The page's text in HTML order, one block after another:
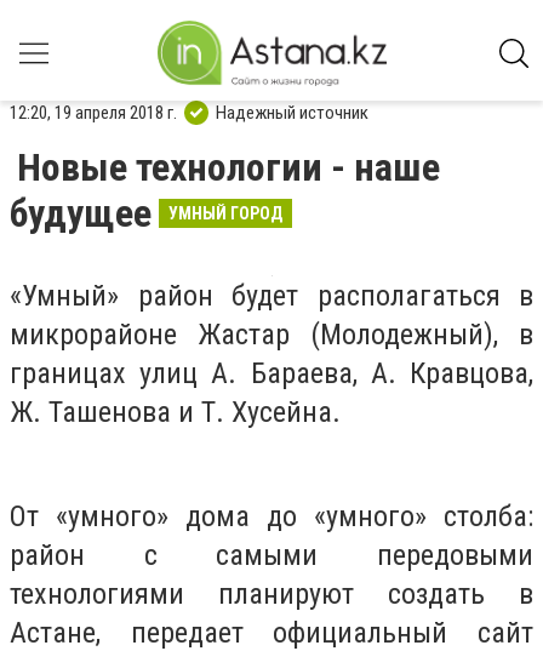
12:20, 19 апреля 2018 г. Надежный источник
Новые технологии - наше
будущее
УМНЫЙ ГОРОД
«Умный» район будет располагаться в
микрорайоне Жастар (Молодежный), в
границах улиц А. Бараева, А. Кравцова,
Ж. Ташенова и Т. Хусейна.
От «умного» дома до «умного» столба:
район с самыми передовыми
технологиями планируют создать в
Астане, передает официальный сайт